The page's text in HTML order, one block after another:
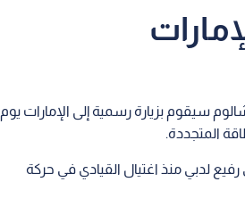
سيقوم بزيارة رسمية إلى الإمارات يوم
المتجددة.
لدبي منذ اغتيال القيادي في حركة